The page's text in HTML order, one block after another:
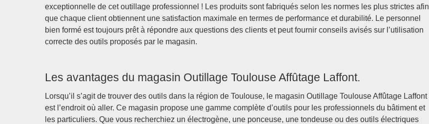
exceptionnelle de cet outillage professionnel ! Les produits sont fabriqués selon les normes les plus strictes afin
que chaque client obtiennent une satisfaction maximale en termes de performance et durabilité. Le personnel
bien formé est toujours prêt à répondre aux questions des clients et peut fournir conseils avisés sur l’utilisation
correcte des outils proposés par le magasin.
Les avantages du magasin Outillage Toulouse Affûtage Laffont.
Lorsqu’il s’agit de trouver des outils dans la région de Toulouse, le magasin Outillage Toulouse Affûtage Laffont
est l’endroit où aller. Ce magasin propose une gamme complète d’outils pour les professionnels du bâtiment et
les particuliers. Que vous recherchiez un électrogène, une ponceuse, une tondeuse ou des outils électriques